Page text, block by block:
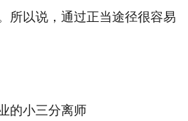
所以说，通过正当途径很容易
小三分离师